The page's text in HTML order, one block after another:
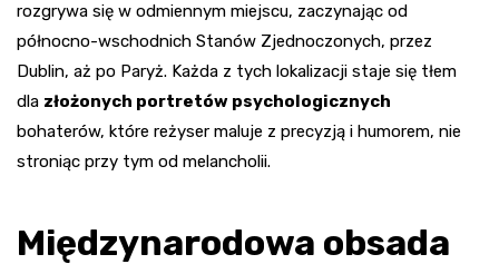
rozgrywa się w odmiennym miejscu, zaczynając od
północno-wschodnich Stanów Zjednoczonych, przez
Dublin, aż po Paryż. Każda z tych lokalizacji staje się tłem
dla złożonych portretów psychologicznych
bohaterów, które reżyser maluje z precyzją i humorem, nie
stroniąc przy tym od melancholii.
Międzynarodowa obsada